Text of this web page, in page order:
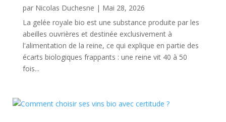
par Nicolas Duchesne | Mai 28, 2026
La gelée royale bio est une substance produite par les
abeilles ouvrières et destinée exclusivement à
l'alimentation de la reine, ce qui explique en partie des
écarts biologiques frappants : une reine vit 40 à 50
fois...